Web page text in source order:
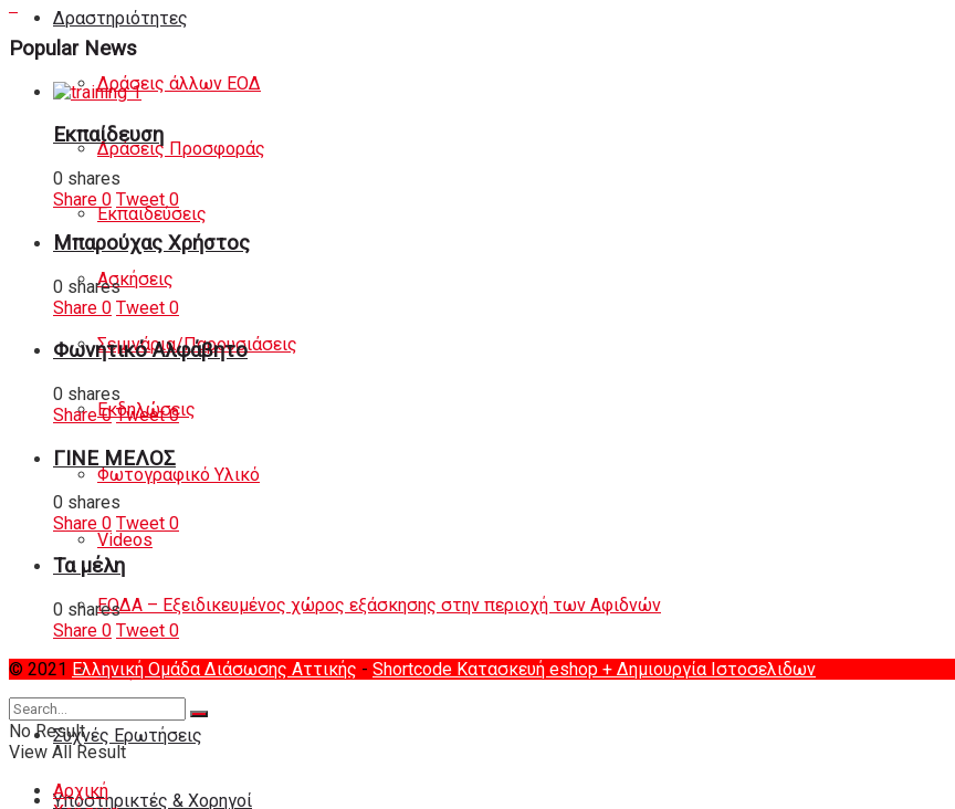
Δραστηριότητες
Δράσεις άλλων ΕΟΔ
Δράσεις Προσφοράς
Εκπαιδεύσεις
Ασκήσεις
Σεμινάρια/Παρουσιάσεις
Εκδηλώσεις
Φωτογραφικό Υλικό
Videos
ΕΟΔΑ – Εξειδικευμένος χώρος εξάσκησης στην περιοχή των Αφιδνών
Διάφορα
Συχνές Ερωτήσεις
Υποστηρικτές & Χορηγοί
Popular News
Εκπαίδευση
0 shares
Share 0 Tweet 0
Μπαρούχας Χρήστος
0 shares
Share 0 Tweet 0
Φωνητικό Αλφάβητο
0 shares
Share 0 Tweet 0
ΓΙΝΕ ΜΕΛΟΣ
0 shares
Share 0 Tweet 0
Τα μέλη
0 shares
Share 0 Tweet 0
© 2021 Ελληνική Ομάδα Διάσωσης Αττικής - Shortcode Κατασκευή eshop + Δημιουργία Ιστοσελιδων
No Result
View All Result
Αρχική